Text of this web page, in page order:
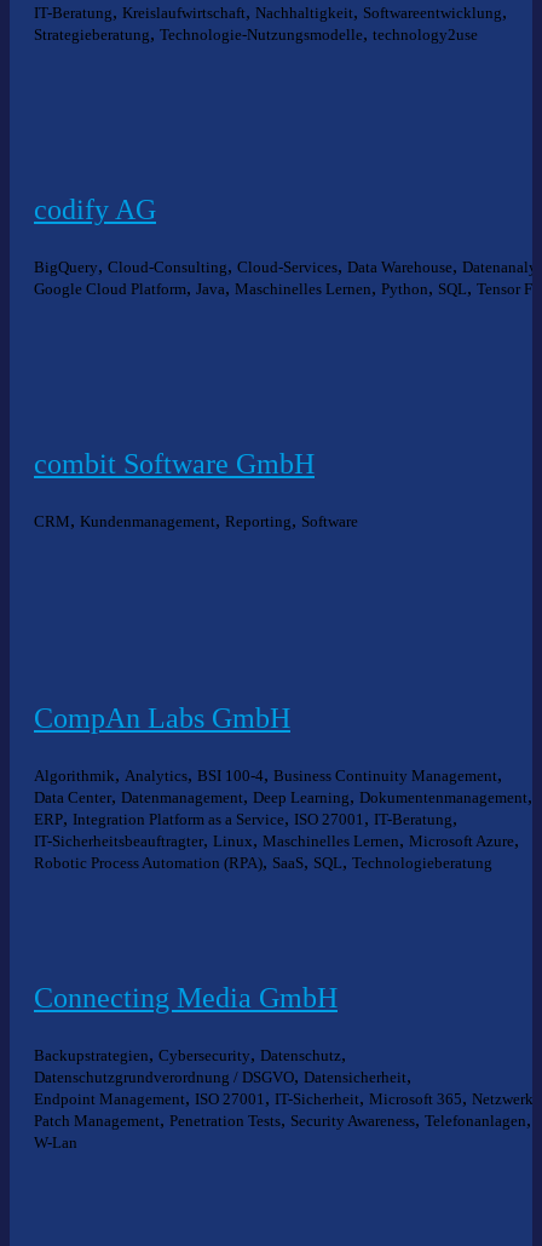
IT-Beratung, Kreislaufwirtschaft, Nachhaltigkeit, Softwareentwicklung,
Strategieberatung, Technologie-Nutzungsmodelle, technology2use
codify AG
BigQuery, Cloud-Consulting, Cloud-Services, Data Warehouse,
Google Cloud Platform, Java, Maschinelles Lernen, Python, SQL, Tensor
combit Software GmbH
CRM, Kundenmanagement, Reporting, Software
CompAn Labs GmbH
Algorithmik, Analytics, BSI 100-4, Business Continuity Management,
Data Center, Datenmanagement, Deep Learning, Dokumentenmanagement,
ERP, Integration Platform as a Service, ISO 27001, IT-Beratung,
IT-Sicherheitsbeauftragter, Linux, Maschinelles Lernen, Microsoft Azure,
Robotic Process Automation (RPA), SaaS, SQL, Technologieberatung
Connecting Media GmbH
Backupstrategien, Cybersecurity, Datenschutz,
Datenschutzgrundverordnung / DSGVO, Datensicherheit,
Endpoint Management, ISO 27001, IT-Sicherheit, Microsoft 365, Netzwerke
Patch Management, Penetration Tests, Security Awareness, Telefonanlagen,
W-Lan